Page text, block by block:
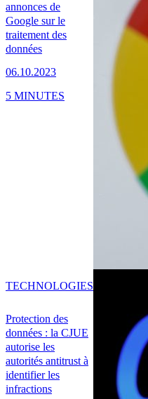
annonces de
Google sur le
traitement des
données
06.10.2023
5 MINUTES
Protection des
données : la CJUE
autorise les
autorités antitrust à
identifier les
infractions
TECHNOLOGIES